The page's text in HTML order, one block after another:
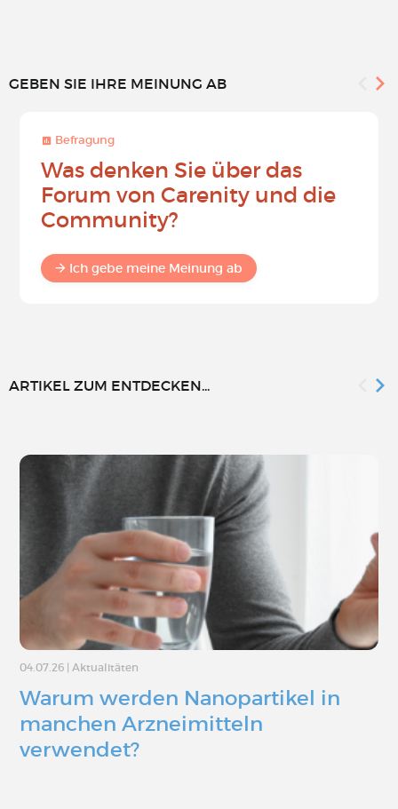
GEBEN SIE IHRE MEINUNG AB
Befragung
Was denken Sie über das
Forum von Carenity und die
Community?
Ich gebe meine Meinung ab
ARTIKEL ZUM ENTDECKEN...
04.07.26 Aktualitäten
Warum werden Nanopartikel in
manchen Arzneimitteln
verwendet?